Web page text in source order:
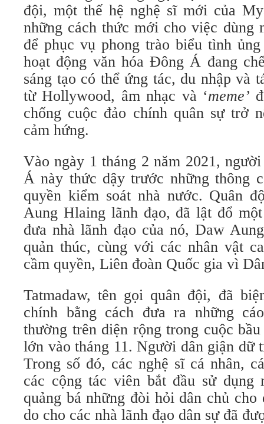
đội, một thế hệ nghệ sĩ mới của
những cách thức mới cho việc dùng
để phục vụ phong trào biểu tình
hoạt động văn hóa Đông Á đang
sáng tạo có thể ứng tác, du nhập và
từ Hollywood, âm nhạc và ‘meme’
chống cuộc đảo chính quân sự trở
cảm hứng.
Vào ngày 1 tháng 2 năm 2021,
Á này thức dậy trước những thông
quyền kiểm soát nhà nước. Quân
Aung Hlaing lãnh đạo, đã lật đổ
đưa nhà lãnh đạo của nó, Daw
quản thúc, cùng với các nhân vật
cầm quyền, Liên đoàn Quốc gia vì
Tatmadaw, tên gọi quân đội, đã
chính bằng cách đưa ra những
thường trên diện rộng trong cuộc
lớn vào tháng 11. Người dân giận dữ
Trong số đó, các nghệ sĩ cá nhân,
các cộng tác viên bắt đầu sử dụng
quảng bá những đòi hỏi dân chủ
do cho các nhà lãnh đạo dân sự đã